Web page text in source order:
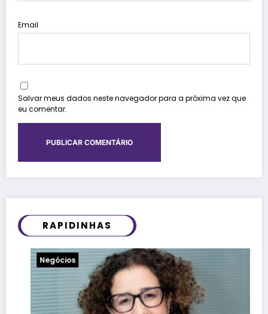
Email
Salvar meus dados neste navegador para a próxima vez que
eu comentar.
RAPIDINHAS
Notícias